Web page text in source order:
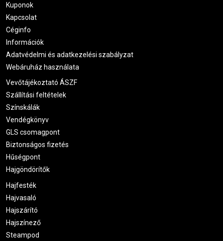
Kuponok
Kapcsolat
Céginfo
Információk
Adatvédelmi és adatkezelési szabályzat
Webáruház használata
Vevőtájékoztató ÁSZF
Szállítási feltételek
Színskálák
Vendégkönyv
GLS csomagpont
Biztonságos fizetés
Hűségpont
Hajgöndörítők
Hajfesték
Hajvasaló
Hajszárító
Hajszínező
Steampod